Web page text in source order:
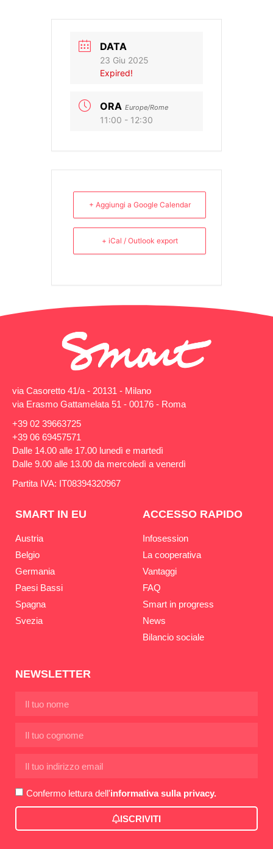
DATA
23 Giu 2025
Expired!
ORA Europe/Rome
11:00 - 12:30
+ Aggiungi a Google Calendar
+ iCal / Outlook export
via Casoretto 41/a - 20131 - Milano
via Erasmo Gattamelata 51 - 00176 - Roma
+39 02 39663725
+39 06 69457571
Dalle 14.00 alle 17.00 lunedì e martedì
Dalle 9.00 alle 13.00 da mercoledì a venerdì
Partita IVA: IT08394320967
SMART IN EU
Austria
Belgio
Germania
Paesi Bassi
Spagna
Svezia
ACCESSO RAPIDO
Infosession
La cooperativa
Vantaggi
FAQ
Smart in progress
News
Bilancio sociale
NEWSLETTER
Confermo lettura dell'informativa sulla privacy.
ISCRIVITI